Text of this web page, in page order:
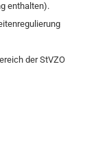
enthalten).
der StVZO